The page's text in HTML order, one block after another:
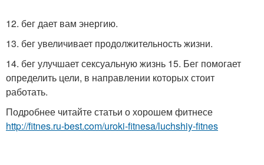
12. бег дает вам энергию.
13. бег увеличивает продолжительность жизни.
14. бег улучшает сексуальную жизнь 15. Бег помогает
определить цели, в направлении которых стоит
работать.
Подробнее читайте статьи о хорошем фитнесе
http://fitnes.ru-best.com/uroki-fitnesa/luchshiy-fitnes